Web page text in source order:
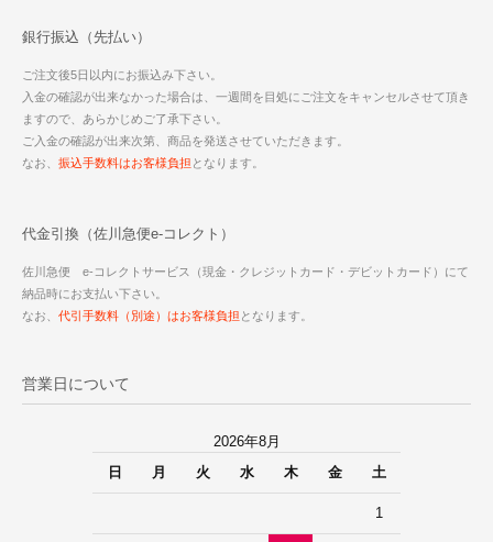
銀行振込（先払い）
ご注文後5日以内にお振込み下さい。
入金の確認が出来なかった場合は、一週間を目処にご注文をキャンセルさせて頂き
ますので、あらかじめご了承下さい。
ご入金の確認が出来次第、商品を発送させていただきます。
なお、 振込手数料はお客様負担 となります。
代金引換（佐川急便e-コレクト）
佐川急便 e-コレクトサービス（現金・クレジットカード・デビットカード）にて
納品時にお支払い下さい。
なお、 代引手数料（別途）はお客様負担 となります。
営業日について
2026年8月
日
月 火 水 木 金 土
1